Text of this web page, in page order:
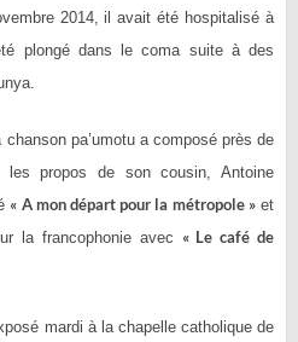
2014, il avait été hospitalisé à
plongé dans le coma suite à des
pa’umotu a composé près de
propos de son cousin, Antoine
« A mon départ pour la métropole »et
la francophonie avec « Le café de
mardi à la chapelle catholique de